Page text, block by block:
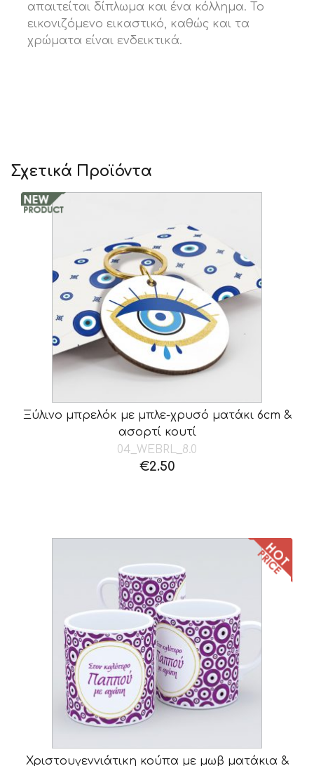
απαιτείται δίπλωμα και ένα κόλλημα. Το
εικονιζόμενο εικαστικό, καθώς και τα
χρώματα είναι ενδεικτικά.
Σχετικά Προϊόντα
Ξύλινο μπρελόκ με μπλε-χρυσό ματάκι 6cm &
ασορτί κουτί
04_WEBRL_8.0
€2.50
Χριστουγεννιάτικη κούπα με μωβ ματάκια &